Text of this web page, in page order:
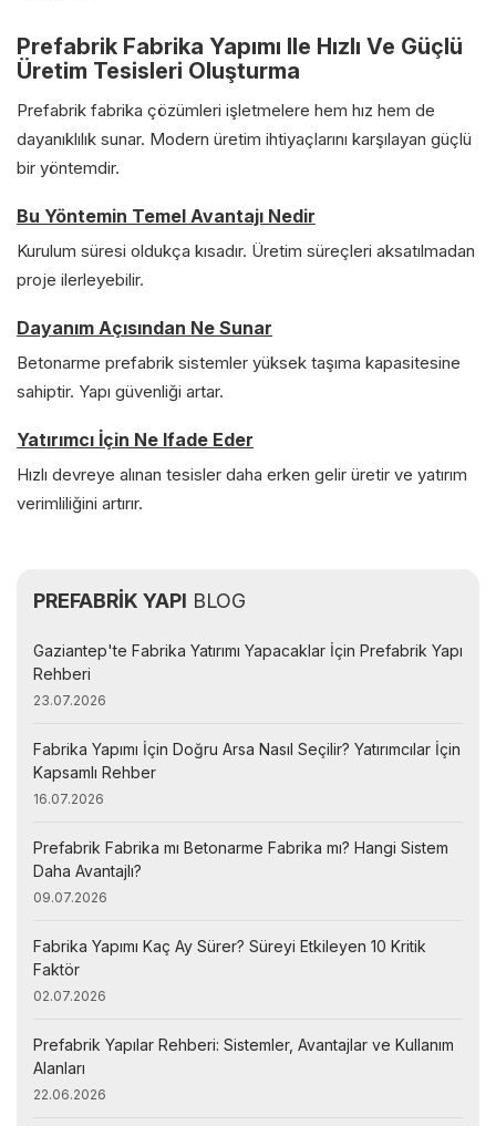
Prefabrik Fabrika Yapımı Ile Hızlı Ve Güçlü
Üretim Tesisleri Oluşturma
Prefabrik fabrika çözümleri işletmelere hem hız hem de
dayanıklılık sunar. Modern üretim ihtiyaçlarını karşılayan güçlü
bir yöntemdir.
Bu Yöntemin Temel Avantajı Nedir
Kurulum süresi oldukça kısadır. Üretim süreçleri aksatılmadan
proje ilerleyebilir.
Dayanım Açısından Ne Sunar
Betonarme prefabrik sistemler yüksek taşıma kapasitesine
sahiptir. Yapı güvenliği artar.
Yatırımcı İçin Ne Ifade Eder
Hızlı devreye alınan tesisler daha erken gelir üretir ve yatırım
verimliliğini artırır.
PREFABRİK YAPI BLOG
Gaziantep'te Fabrika Yatırımı Yapacaklar İçin Prefabrik Yapı
Rehberi
23.07.2026
Fabrika Yapımı İçin Doğru Arsa Nasıl Seçilir? Yatırımcılar İçin
Kapsamlı Rehber
16.07.2026
Prefabrik Fabrika mı Betonarme Fabrika mı? Hangi Sistem
Daha Avantajlı?
09.07.2026
Fabrika Yapımı Kaç Ay Sürer? Süreyi Etkileyen 10 Kritik
Faktör
02.07.2026
Prefabrik Yapılar Rehberi: Sistemler, Avantajlar ve Kullanım
Alanları
22.06.2026